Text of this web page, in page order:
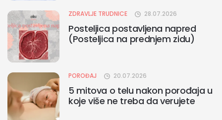
ZDRAVLJE TRUDNICE 28.07.2026
Posteljica postavljena napred
(Posteljica na prednjem zidu)
POROĐAJ 20.07.2026
5 mitova o telu nakon porođaja u
koje više ne treba da verujete